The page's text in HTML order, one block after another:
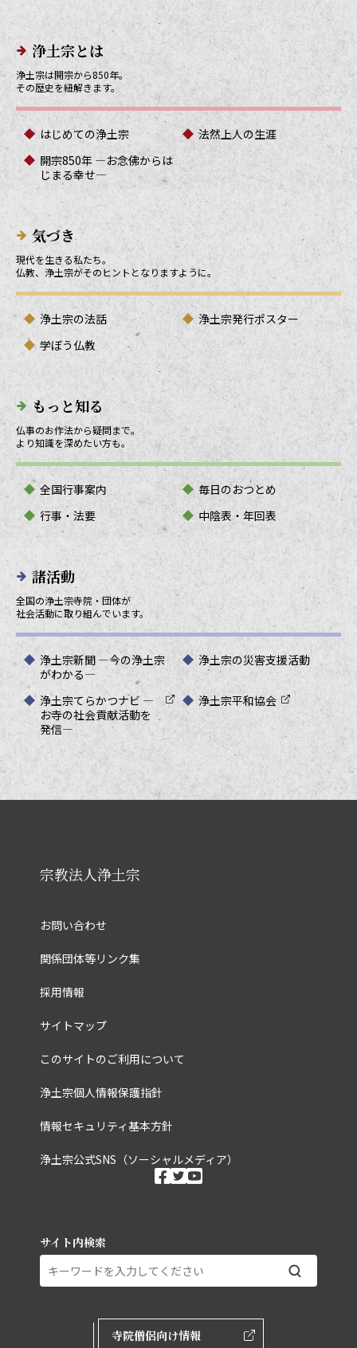
メインメニューリンク
浄土宗とは
浄土宗は開宗から850年。
その歴史を紐解きます。
はじめての浄土宗
法然上人の生涯
開宗850年 ―お念佛からは
じまる幸せ―
気づき
現代を生きる私たち。
仏教、浄土宗がそのヒントとなりますように。
浄土宗の法話
浄土宗発行ポスター
学ぼう仏教
もっと知る
仏事のお作法から疑問まで。
より知識を深めたい方も。
全国行事案内
毎日のおつとめ
行事・法要
中陰表・年回表
諸活動
全国の浄土宗寺院・団体が
社会活動に取り組んでいます。
浄土宗新聞 ―今の浄土宗
がわかる―
浄土宗の災害支援活動
浄土宗てらかつナビ ―
お寺の社会貢献活動を
発信―
浄土宗平和協会
宗教法人浄土宗
お問い合わせ
関係団体等リンク集
採用情報
サイトマップ
このサイトのご利用について
浄土宗個人情報保護指針
情報セキュリティ基本方針
浄土宗公式SNS（ソーシャルメディア）
ソーシャルメディ
facebook
twitter
サイト内検索
外部ページリンク
寺院僧侶向け情報